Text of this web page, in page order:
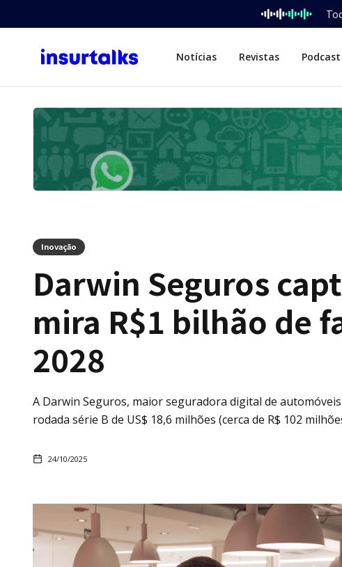
Notícias Revistas Podcast
Inovação
Darwin Seguros
mira R$1 bilhão de
2028
A Darwin Seguros, maior seguradora digital de
rodada série B de US$ 18,6 milhões (cerca de R$ 102
24/10/2025